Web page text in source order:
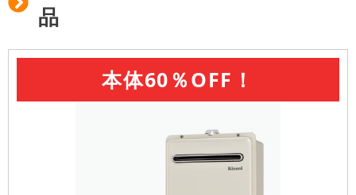
品
本体60％OFF！